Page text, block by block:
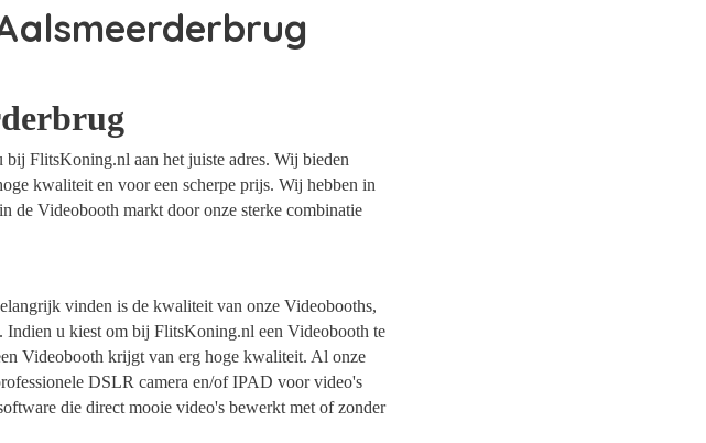
FlitsKoning.nl aan het juiste adres. Wij bieden
kwaliteit en voor een scherpe prijs. Wij hebben in
de Videobooth markt door onze sterke combinatie
vinden is de kwaliteit van onze Videobooths,
Indien u kiest om bij FlitsKoning.nl een Videobooth te
Videobooth krijgt van erg hoge kwaliteit. Al onze
DSLR camera en/of IPAD voor video's
die direct mooie video's bewerkt met of zonder